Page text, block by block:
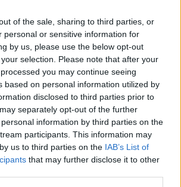
of the sale, sharing to third parties, or
personal or sensitive information for
by us, please use the below opt-out
selection. Please note that after your
you may continue seeing
based on personal information utilized by
disclosed to third parties prior to
separately opt-out of the further
information by third parties on the
participants. This information may
us to third parties on the IAB’s List of
that may further disclose it to other
si se prolonga.
coalición que históricamente lideró
existe una tensión entre
su centralidad y quienes